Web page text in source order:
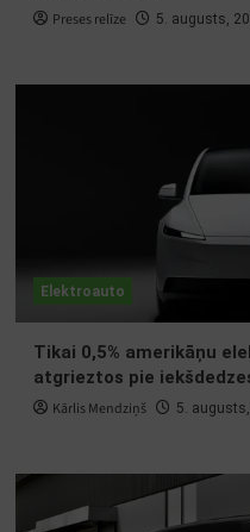
Preses relīze 5. augusts,
Elektroauto
Tikai 0,5% amerikāņu
atgrieztos pie
Kārlis Mendziņš 5.